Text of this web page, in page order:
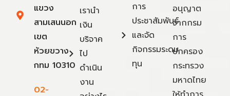
แขวง
สามเสนนอก
เขต
ห้วยขวาง
กทม 10310
02-
เรานำ
เงิน
บริจาค
ไป
ดำเนิน
งาน
การ
ประชาสัมพันธ์
และจัด
กิจกรรมระดม
ทุน
อนุญาต
จากกรม
การ
ปกครอง
กระทรวง
มหาดไทย